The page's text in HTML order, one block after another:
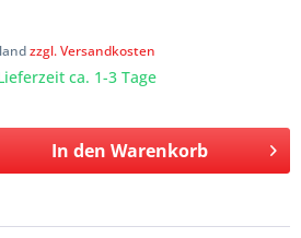
zzgl. Versandkosten
ca. 1-3 Tage
In den Warenkorb